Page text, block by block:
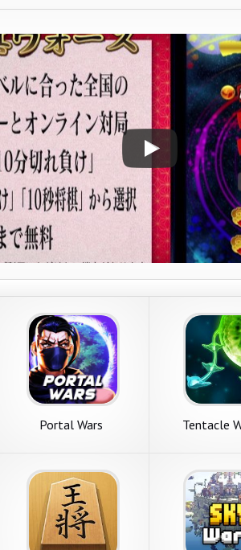
Portal Wars Tentacle